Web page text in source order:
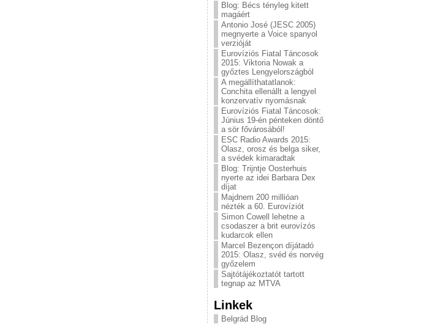
Blog: Bécs tényleg kitett
magáért
Antonio José (JESC 2005)
megnyerte a Voice spanyol
verzióját
Eurovíziós Fiatal Táncosok
2015: Viktoria Nowak a
győztes Lengyelországból
A megállíthatatlanok:
Conchita ellenállt a lengyel
konzervatív nyomásnak
Eurovíziós Fiatal Táncosok:
Június 19-én pénteken döntő
a sör fővárosából!
ESC Radio Awards 2015:
Olasz, orosz és belga siker,
a svédek kimaradtak
Blog: Trijntje Oosterhuis
nyerte az idei Barbara Dex
díjat
Majdnem 200 millióan
nézték a 60. Eurovíziót
Simon Cowell lehetne a
csodaszer a brit eurovízós
kudarcok ellen
Marcel Bezençon díjátadó
2015: Olasz, svéd és norvég
győzelem
Sajtótájékoztatót tartott
tegnap az MTVA
Linkek
Belgrád Blog